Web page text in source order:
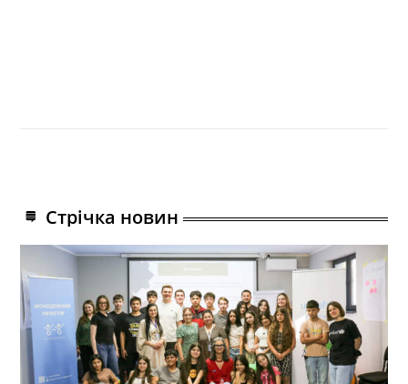
Стрічка новин